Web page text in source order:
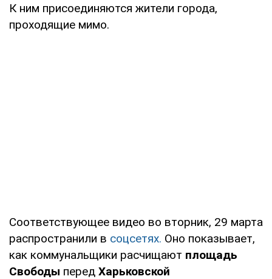
К ним присоединяются жители города,
проходящие мимо.
Соответствующее видео во вторник, 29 марта
распространили в соцсетях. Оно показывает,
как коммунальщики расчищают площадь
Свободы перед Харьковской